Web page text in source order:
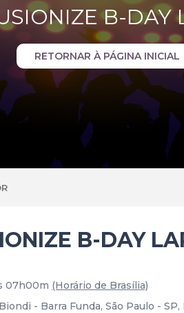
B-DAY
RETORNAR À PÁGINA INICIAL
B-DAY
07h00m (Horário de Brasília)
- Barra Funda, São Paulo - SP,